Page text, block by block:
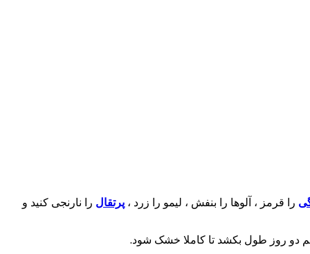
را قرمز ، آلوها را بنفش ، لیمو را زرد ، پرتقال را نارنجی کنید و
دو روز طول بکشد تا کاملا خشک شود.